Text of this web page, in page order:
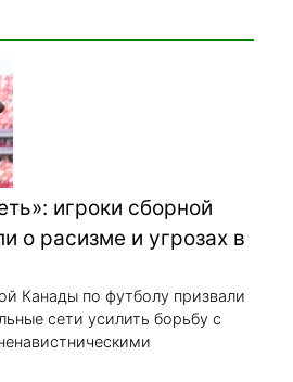
игроки сборной
о расизме и угрозах в
Канады по футболу призвали
сети усилить борьбу с